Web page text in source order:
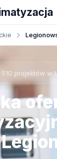
projektów w